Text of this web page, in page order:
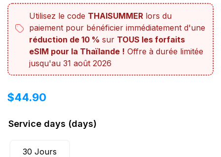
Utilisez le code THAISUMMERlors du
paiement pour bénéficier immédiatement d'une
réduction de 10 % sur TOUS les forfaits
eSIM pour la Thaïlande ! Offre à durée limitée
jusqu'au 31 août 2026
$44.90
Service days (days)
30 Jours